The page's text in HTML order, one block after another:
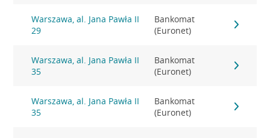
Warszawa, al. Jana Pawła II
29
Bankomat
(Euronet)
Warszawa, al. Jana Pawła II
35
Bankomat
(Euronet)
Warszawa, al. Jana Pawła II
35
Bankomat
(Euronet)